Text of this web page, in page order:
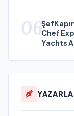
06Chef
Yachts